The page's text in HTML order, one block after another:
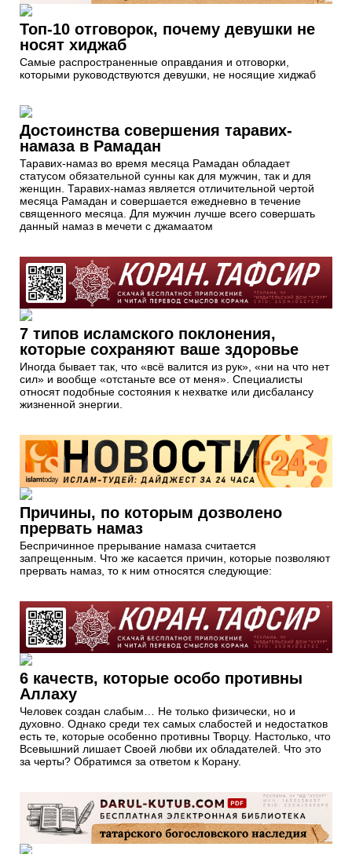
Топ-10 отговорок, почему девушки не
носят хиджаб
Самые распространенные оправдания и отговорки,
которыми руководствуются девушки, не носящие хиджаб
Достоинства совершения таравих-
намаза в Рамадан
Таравих-намаз во время месяца Рамадан обладает
статусом обязательной сунны как для мужчин, так и для
женщин. Таравих-намаз является отличительной чертой
месяца Рамадан и совершается ежедневно в течение
священного месяца. Для мужчин лучше всего совершать
данный намаз в мечети с джамаатом
7 типов исламского поклонения,
которые сохраняют ваше здоровье
Иногда бывает так, что «всё валится из рук», «ни на что нет
сил» и вообще «отстаньте все от меня». Специалисты
относят подобные состояния к нехватке или дисбалансу
жизненной энергии.
Причины, по которым дозволено
прервать намаз
Беспричинное прерывание намаза считается
запрещенным. Что же касается причин, которые позволяют
прервать намаз, то к ним относятся следующие:
6 качеств, которые особо противны
Аллаху
Человек создан слабым… Не только физически, но и
духовно. Однако среди тех самых слабостей и недостатков
есть те, которые особенно противны Творцу. Настолько, что
Всевышний лишает Своей любви их обладателей. Что это
за черты? Обратимся за ответом к Корану.